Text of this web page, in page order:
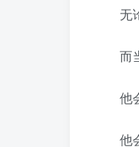
无论
而当
他会
他会